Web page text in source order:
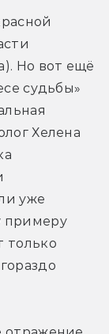
Но вот ещё
судьбы»
Хелена
уже
примеру
только